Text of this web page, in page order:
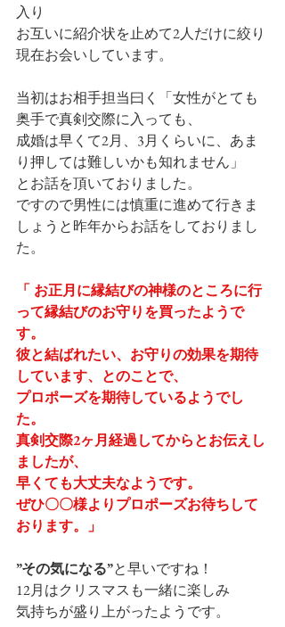
入り
お互いに紹介状を止めて2人だけに絞り
現在お会いしています。
当初はお相手担当曰く「女性がとても
奥手で真剣交際に入っても、
成婚は早くて2月、3月くらいに、あま
り押しては難しいかも知れません」
とお話を頂いておりました。
ですので男性には慎重に進めて行きま
しょうと昨年からお話をしておりまし
た。
「 お正月に縁結びの神様のところに行
って縁結びのお守りを買ったようで
す。
彼と結ばれたい、お守りの効果を期待
しています、とのことで、
プロポーズを期待しているようでし
た。
真剣交際2ヶ月経過してからとお伝えし
ましたが、
早くても大丈夫なようです。
ぜひ〇〇様よりプロポーズお待ちして
おります。」
”その気になる”と早いですね！
12月はクリスマスも一緒に楽しみ
気持ちが盛り上がったようです。